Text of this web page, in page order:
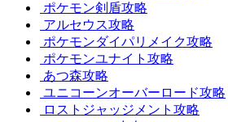
ポケモン剣盾攻略
アルセウス攻略
ポケモンダイパリメイク攻略
ポケモンユナイト攻略
あつ森攻略
ユニコーンオーバーロード攻略
ロストジャッジメント攻略